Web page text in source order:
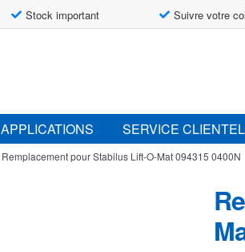
Stock important Suivre votre
APPLICATIONS SERVICE
Remplacement pour Stabilus Lift-O-Mat 094315 0400N